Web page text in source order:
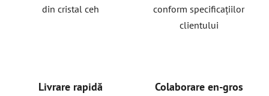
din cristal ceh
conform specificațiilor
clientului
Livrare rapidă Colaborare en-gros